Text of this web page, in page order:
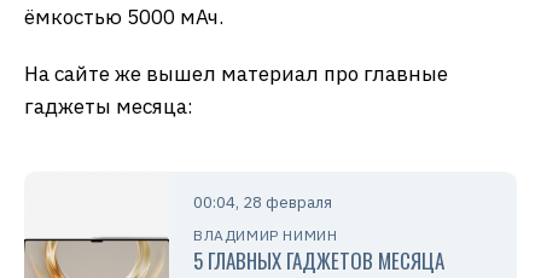
ёмкостью 5000 мАч.
На сайте же вышел материал про главные
гаджеты месяца:
00:04, 28 февраля
ВЛАДИМИР НИМИН
5 ГЛАВНЫХ ГАДЖЕТОВ МЕСЯЦА